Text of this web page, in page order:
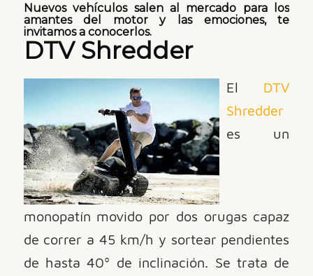
Nuevos vehículos salen al mercado para los
amantes del motor y las emociones, te
invitamos a conocerlos.
DTV Shredder
El DTV
Shredder
es un
monopatín movido por dos orugas capaz
de correr a 45 km/h y sortear pendientes
de hasta 40º de inclinación. Se trata de